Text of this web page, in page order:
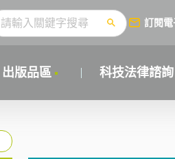
訂閱
出版品區 科技法律諮詢